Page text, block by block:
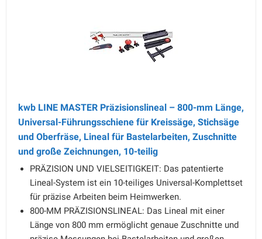
kwb LINE MASTER Präzisionslineal – 800-mm Länge,
Universal-Führungsschiene für Kreissäge, Stichsäge
und Oberfräse, Lineal für Bastelarbeiten, Zuschnitte
und große Zeichnungen, 10-teilig
PRÄZISION UND VIELSEITIGKEIT: Das patentierte
Lineal-System ist ein 10-teiliges Universal-Komplettset
für präzise Arbeiten beim Heimwerken.
800-MM PRÄZISIONSLINEAL: Das Lineal mit einer
Länge von 800 mm ermöglicht genaue Zuschnitte und